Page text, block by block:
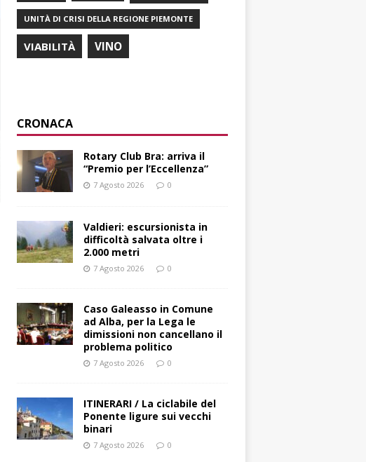
UNITÀ DI CRISI DELLA REGIONE PIEMONTE
VIABILITÀ VINO
CRONACA
Rotary Club Bra: arriva il
“Premio per l’Eccellenza”
7 Agosto 2026 0
Valdieri: escursionista in
difficoltà salvata oltre i
2.000 metri
7 Agosto 2026 0
Caso Galeasso in Comune
ad Alba, per la Lega le
dimissioni non cancellano il
problema politico
7 Agosto 2026 0
ITINERARI / La ciclabile del
Ponente ligure sui vecchi
binari
7 Agosto 2026 0